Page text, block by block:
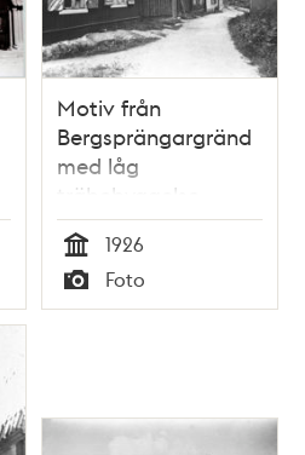
Motiv från
Bergsprängargränd
med låg
träbebyggelse.
Tid
1926
Typ
Foto